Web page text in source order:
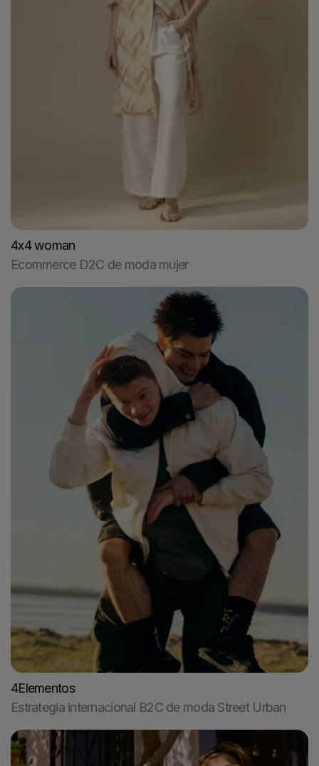
4x4 woman
Ecommerce D2C de moda mujer
4Elementos
Estrategia internacional B2C de moda Street Urban